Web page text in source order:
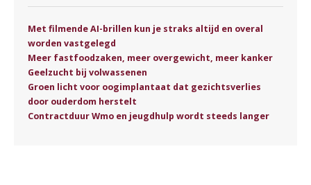
Met filmende AI-brillen kun je straks altijd en overal
worden vastgelegd
Meer fastfoodzaken, meer overgewicht, meer kanker
Geelzucht bij volwassenen
Groen licht voor oogimplantaat dat gezichtsverlies
door ouderdom herstelt
Contractduur Wmo en jeugdhulp wordt steeds langer